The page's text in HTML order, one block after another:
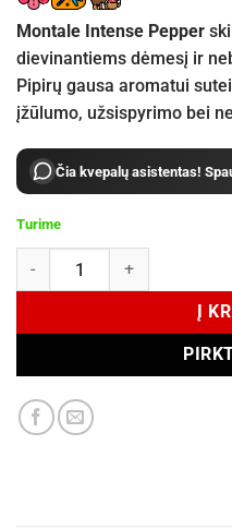
Montale Intense Pepper
dievinantiems dėmesį ir
Pipirų gausa aromatui
įžūlumo, užsispyrimo bei
Čia kvepalų asistentas!
Turime
produkto kiekis: Montale
Į